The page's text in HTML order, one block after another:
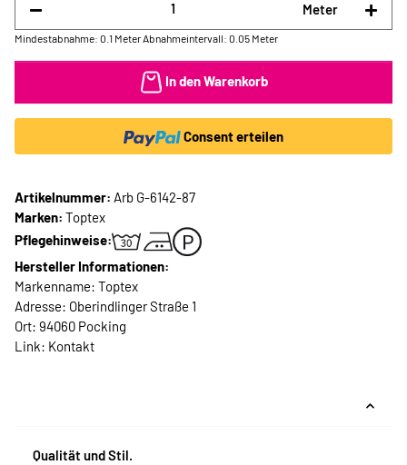
Meter
Mindestabnahme: 0.1 Meter Abnahmeintervall: 0.05 Meter
In den Warenkorb
Consent erteilen
Artikelnummer: Arb G-6142-87
Marken: Toptex
Pflegehinweise:
Hersteller Informationen:
Markenname: Toptex
Adresse: Oberindlinger Straße 1
Ort: 94060 Pocking
Link: Kontakt
Qualität und Stil.